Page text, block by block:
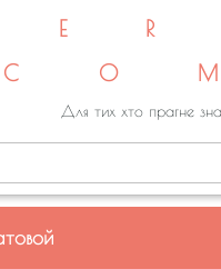
Для тих хто прагне